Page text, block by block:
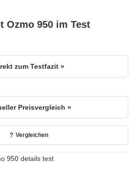
Ozmo 950 im Test
zum Testfazit »
Preisvergleich »
Vergleichen